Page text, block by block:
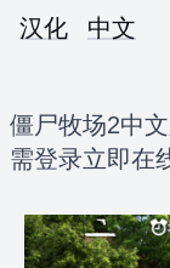
汉化
中文
僵尸牧场2中
需登录立即在